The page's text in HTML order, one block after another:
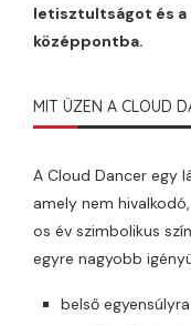
letisztultságot és a
középpontba.
MIT ÜZEN A CLOUD
A Cloud Dancer egy
amely nem
os év szimbolikus
egyre nagyobb
belső egyensúlyra